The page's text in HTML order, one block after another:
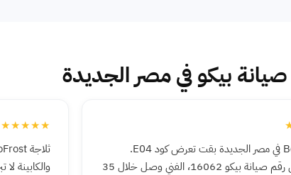
صيانة بيكو في مصر الجديدة
غسالة Beko في مصر الجديدة بقت تعرض كود E04.
اتصلت على رقم صيانة بيكو 16062، الفني وصل خلال 35
★★★★★
والكابينة